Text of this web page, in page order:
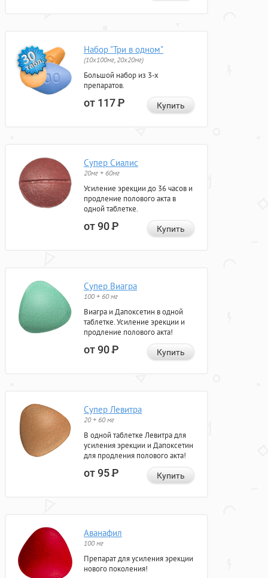
Набор "Три в одном"
(10x100мг, 20x20мг)
Большой набор из 3-х
препаратов.
от 117Р Купить
Супер Сиалис
20мг + 60мг
Усиление эрекции до 36 часов и
продление полового акта в
одной таблетке.
от 90Р Купить
Супер Виагра
100 + 60 мг
Виагра и Дапоксетин в одной
таблетке. Усиление эрекции и
продление полового акта!
от 90Р Купить
Супер Левитра
20 + 60 мг
В одной таблетке Левитра для
усиления эрекции и Дапоксетин
для продления полового акта!
от 95Р Купить
Аванафил
100 мг
Препарат для усиления эрекции
нового поколения!